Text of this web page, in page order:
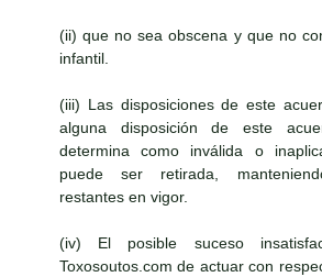
(ii) que no sea obscena y que no
infantil.
(iii) Las disposiciones de este
alguna disposición de este
determina como inválida o
puede ser retirada,
restantes en vigor.
(iv) El posible suceso
Toxosoutos.com de actuar con